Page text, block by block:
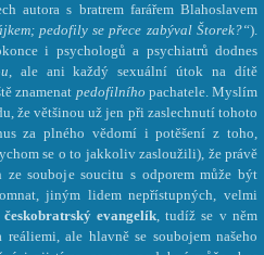
autora s bratrem farářem Blahoslavem
pedofily se přece zabýval Štorek?“).
i psychologů a psychiatrů dodnes
, ale ani každý sexuální útok na dítě
znamenat pedofilního pachatele. Myslím
že většinou už jen při zaslechnutí tohoto
za plného vědomí i potěšení z toho,
se o to jakkoliv zasloužili), že právě
souboje soucitu s odporem může být
jiným lidem nepřístupných, velmi
českobratrský evangelík, tudíž se v něm
ale hlavně se soubojem našeho